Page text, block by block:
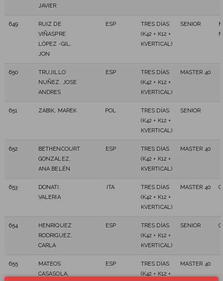
JAVIER
649
RUIZ DE
VIÑASPRE
LÓPEZ -GIL,
JON
ESP
TRES DÍAS
(K42 + K12 +
KVERTICAL)
SENIOR
650
TRUJILLO
NUÑEZ, JOSE
ANDRES
ESP
TRES DÍAS
(K42 + K12 +
KVERTICAL)
MASTER 40
651 ZABIK, MAREK POL
TRES DÍAS
(K42 + K12 +
KVERTICAL)
SENIOR
652
BETHENCOURT
GONZALEZ,
ANA BELÉN
ESP
TRES DÍAS
(K42 + K12 +
KVERTICAL)
MASTER 40
653
DONATI,
VALERIA
ITA
TRES DÍAS
(K42 + K12 +
KVERTICAL)
MASTER 40
654
HENRIQUEZ
RODRIGUEZ,
CARLA
ESP
TRES DÍAS
(K42 + K12 +
KVERTICAL)
SENIOR
655
MATEOS
CASASOLA,
ESP
TRES DÍAS
(K42 + K12 +
MASTER 40